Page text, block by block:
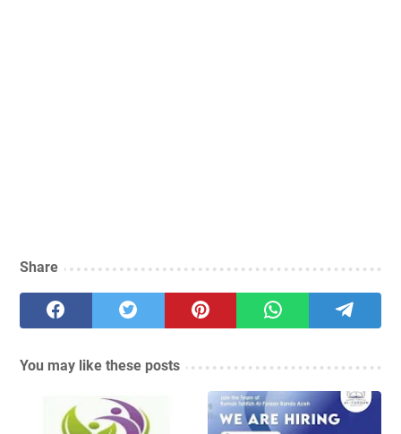
Share
You may like these posts